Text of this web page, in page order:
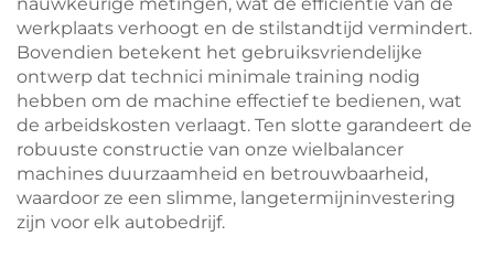
werkplaats verhoogt en de stilstandtijd vermindert.
Bovendien betekent het gebruiksvriendelijke
ontwerp dat technici minimale training nodig
hebben om de machine effectief te bedienen, wat
de arbeidskosten verlaagt. Ten slotte garandeert de
robuuste constructie van onze wielbalancer
machines duurzaamheid en betrouwbaarheid,
waardoor ze een slimme, langetermijninvestering
zijn voor elk autobedrijf.